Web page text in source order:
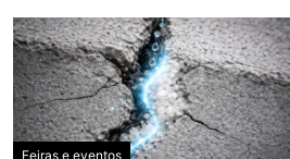
Feiras e eventos